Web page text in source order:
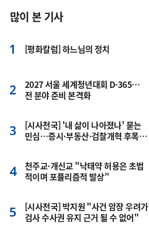
많이 본 기사
[평화칼럼] 하느님의 정치
2027 서울 세계청년대회 D-365…
전 분야 준비 본격화
[시사천국] '내 삶이 나아졌나' 묻는
민심…증시·부동산·검찰개혁 후폭
천주교·개신교 "낙태약 허용은 초법
적이며 포퓰리즘적 발상”
[시사천국] 박지원 "사건 암장 우려가
검사 수사권 유지 근거 될 수 없어"